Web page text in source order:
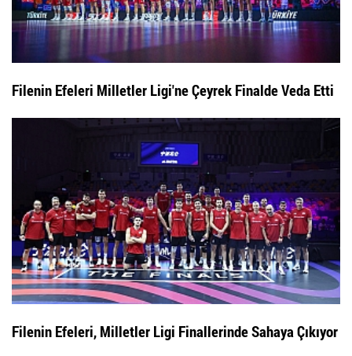
Filenin Efeleri Milletler Ligi'ne Çeyrek Finalde Veda Etti
Filenin Efeleri, Milletler Ligi Finallerinde Sahaya Çıkıyor